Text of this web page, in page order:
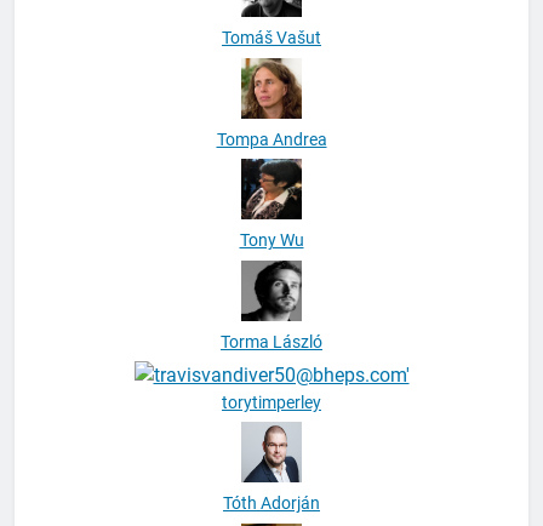
Tomáš Vašut
Tompa Andrea
Tony Wu
Torma László
torytimperley
Tóth Adorján